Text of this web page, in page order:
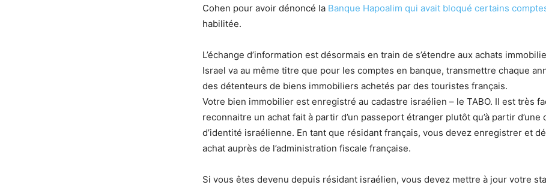
Cohen pour avoir dénoncé la Banque Hapoalim qui avait bloqué certains
habilitée.
L’échange d’information est désormais en train de s’étendre aux achats
Israel va au même titre que pour les comptes en banque, transmettre chaque
des détenteurs de biens immobiliers achetés par des touristes français.
Votre bien immobilier est enregistré au cadastre israélien – le TABO. Il est très
reconnaitre un achat fait à partir d’un passeport étranger plutôt qu’à partir d’une
d’identité israélienne. En tant que résidant français, vous devez enregistrer et
achat auprès de l’administration fiscale française.
Si vous êtes devenu depuis résidant israélien, vous devez mettre à jour votre